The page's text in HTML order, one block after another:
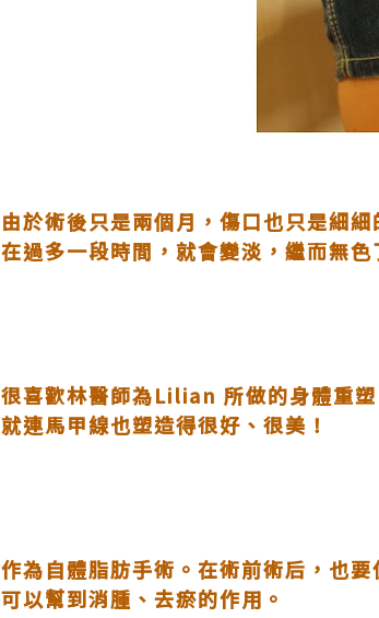
由於術後只是兩個月，傷口也只是細細
在過多一段時間，就會變淡，繼而無色
很喜歡林醫師為Lilian 所做的身體重塑
就連馬甲線也塑造得很好、很美！
作為自體脂肪手術。在術前術后，也要
可以幫到消腫、去瘀的作用。